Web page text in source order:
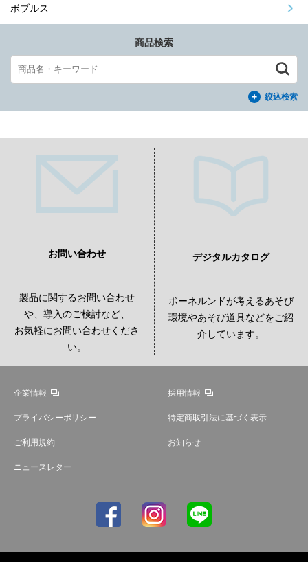
ボブルス
商品検索
絞込検索
お問い合わせ
製品に関するお問い合わせ
や、導入のご検討など、
お気軽にお問い合わせくださ
い。
デジタルカタログ
ボーネルンドが考えるあそび
環境やあそび道具などをご紹
介しています。
企業情報 採用情報
プライバシーポリシー 特定商取引法に基づく表示
ご利用規約 お知らせ
ニュースレター